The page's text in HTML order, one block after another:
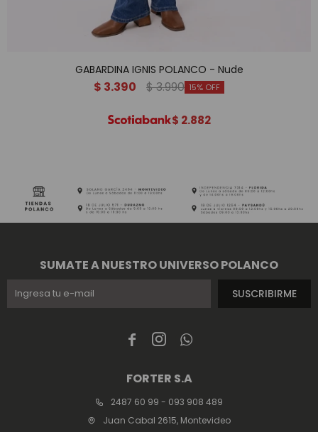
GABARDINA IGNIS POLANCO - Nude
$ 3.390 $3.990 15
$ 2.882
  
FORTER S.A
2487 60 99 - 093 908 489
Juan Cabal 2615, Montevideo
SUMATE A NUESTRO UNIVERSO POLANCO
SUSCRIBIRME